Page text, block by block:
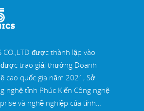
CO.,LTD được thành lập vào
trao giải thưởng Doanh
cao quốc gia năm 2021, Sở
nghệ tỉnh Phúc Kiến Công nghệ
và nghề nghiệp của tỉnh